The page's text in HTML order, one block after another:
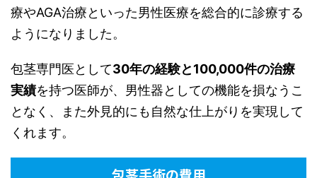
療やAGA治療といった男性医療を総合的に診療する
ようになりました。
包茎専門医として30年の経験と100,000件の治療
実績を持つ医師が、男性器としての機能を損なうこ
となく、また外見的にも自然な仕上がりを実現して
くれます。